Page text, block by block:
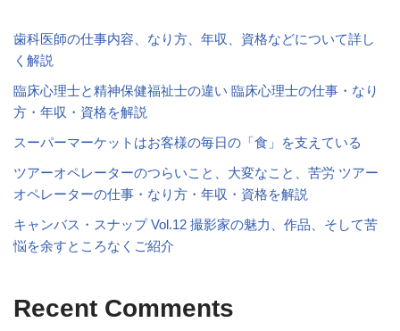
歯科医師の仕事内容、なり方、年収、資格などについて詳し
く解説
臨床心理士と精神保健福祉士の違い 臨床心理士の仕事・なり
方・年収・資格を解説
スーパーマーケットはお客様の毎日の「食」を支えている
ツアーオペレーターのつらいこと、大変なこと、苦労 ツアー
オペレーターの仕事・なり方・年収・資格を解説
キャンバス・スナップ Vol.12 撮影家の魅力、作品、そして苦
悩を余すところなくご紹介
Recent Comments